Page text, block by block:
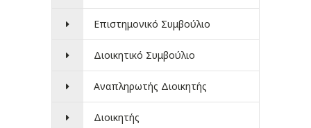
Επιστημονικό Συμβούλιο
Διοικητικό Συμβούλιο
Αναπληρωτής Διοικητής
Διοικητής